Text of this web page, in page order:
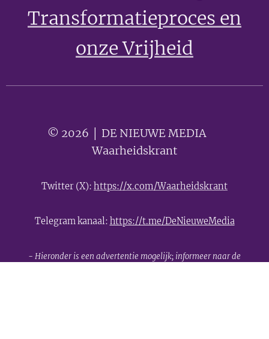
Transformatieproces en
onze Vrijheid
© 2026 │ DE NIEUWE MEDIA 🟣
Waarheidskrant
Twitter (X): https://x.com/Waarheidskrant
Telegram kanaal: https://t.me/DeNieuweMedia
- Hieronder is een advertentie mogelijk; informeer naar de